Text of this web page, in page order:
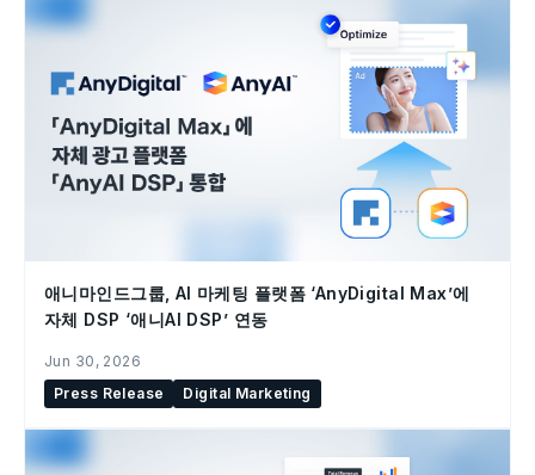
애니마인드그룹, AI 마케팅 플랫폼 ‘AnyDigital Max’에
자체 DSP ‘애니AI DSP’ 연동
Jun 30, 2026
Press Release
Digital Marketing